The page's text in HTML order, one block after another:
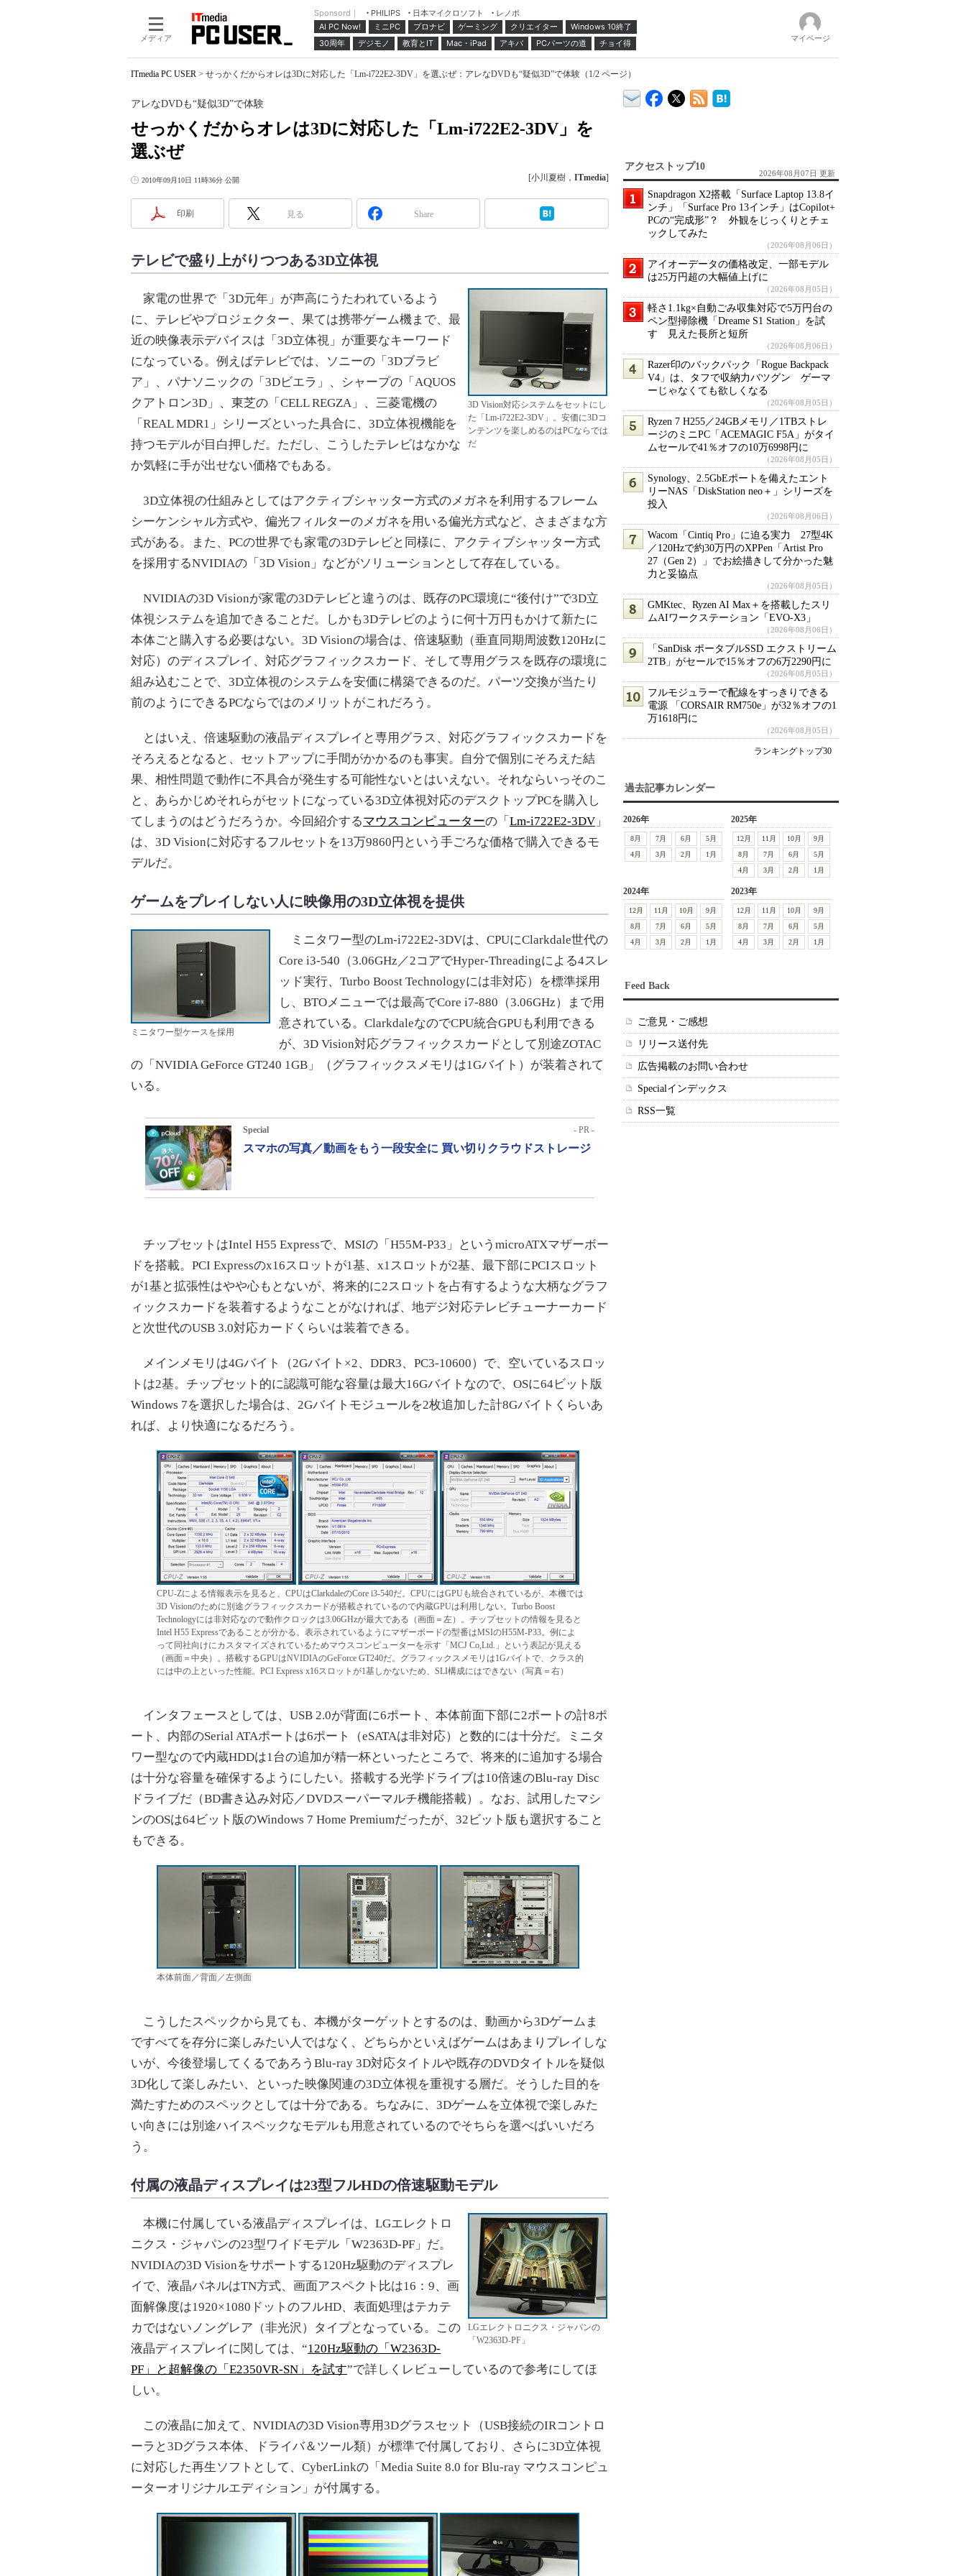
メディア
Sponsord｜ PHILIPS 日本マイクロソフト
レノボ
AI PC Now!
ミニPC プロナビ ゲーミング クリエイター
Windows 10終了
30周年
デジモノ 教育とIT Mac・iPad アキバ PCパーツの道 チョイ得 マイページ
ITmedia PC USER > せっかくだからオレは3Dに対応した「Lm-i722E2-3DV」を選ぶぜ：アレなDVDも“疑似3D”で体験（1/2 ページ）
せっかくだからオレは3Dに対応した「Lm-i722E2-3DV」を
選ぶぜ
アレなDVDも“疑似3D”で体験
2010年09月10日 11時36分 公開 [小川夏樹， ITmedia]
印刷 見る Share
テレビで盛り上がりつつある3D立体視
3D Vision対応システムをセットにし
た「Lm-i722E2-3DV」。安価に3Dコ
ンテンツを楽しめるのはPCならでは
だ
家電の世界で「3D元年」が声高にうたわれているよう
に、テレビやプロジェクター、果ては携帯ゲーム機まで、最
近の映像表示デバイスは「3D立体視」が重要なキーワード
になっている。例えばテレビでは、ソニーの「3Dブラビ
ア」、パナソニックの「3Dビエラ」、シャープの「AQUOS
クアトロン3D」、東芝の「CELL REGZA」、三菱電機の
「REAL MDR1」シリーズといった具合に、3D立体視機能を
持つモデルが目白押しだ。ただし、こうしたテレビはなかな
か気軽に手が出せない価格でもある。
3D立体視の仕組みとしてはアクティブシャッター方式のメガネを利用するフレーム
シーケンシャル方式や、偏光フィルターのメガネを用いる偏光方式など、さまざまな方
式がある。また、PCの世界でも家電の3Dテレビと同様に、アクティブシャッター方式
を採用するNVIDIAの「3D Vision」などがソリューションとして存在している。
NVIDIAの3D Visionが家電の3Dテレビと違うのは、既存のPC環境に“後付け”で3D立
体視システムを追加できることだ。しかも3Dテレビのように何十万円もかけて新たに
本体ごと購入する必要はない。3D Visionの場合は、倍速駆動（垂直同期周波数120Hzに
対応）のディスプレイ、対応グラフィックスカード、そして専用グラスを既存の環境に
組み込むことで、3D立体視のシステムを安価に構築できるのだ。パーツ交換が当たり
前のようにできるPCならではのメリットがこれだろう。
とはいえ、倍速駆動の液晶ディスプレイと専用グラス、対応グラフィックスカードを
そろえるとなると、セットアップに手間がかかるのも事実。自分で個別にそろえた結
果、相性問題で動作に不具合が発生する可能性ないとはいえない。それならいっそのこ
と、あらかじめそれらがセットになっている3D立体視対応のデスクトップPCを購入し
てしまうのはどうだろうか。今回紹介するマウスコンピューターの「 Lm-i722E2-3DV 」
は、3D Visionに対応するフルセットを13万9860円という手ごろな価格で購入できるモ
デルだ。
ゲームをプレイしない人に映像用の3D立体視を提供
ミニタワー型ケースを採用
ミニタワー型のLm-i722E2-3DVは、CPUにClarkdale世代の
Core i3-540（3.06GHz／2コアでHyper-Threadingによる4スレ
ッド実行、Turbo Boost Technologyには非対応）を標準採用
し、BTOメニューでは最高でCore i7-880（3.06GHz）まで用
意されている。ClarkdaleなのでCPU統合GPUも利用できる
が、3D Vision対応グラフィックスカードとして別途ZOTAC
の「NVIDIA GeForce GT240 1GB」（グラフィックスメモリは1Gバイト）が装着されて
いる。
Special - PR -
スマホの写真／動画をもう一段安全に 買い切りクラウドストレージ
チップセットはIntel H55 Expressで、MSIの「H55M-P33」というmicroATXマザーボー
ドを搭載。PCI Expressのx16スロットが1基、x1スロットが2基、最下部にPCIスロット
が1基と拡張性はやや心もとないが、将来的に2スロットを占有するような大柄なグラフ
ィックスカードを装着するようなことがなければ、地デジ対応テレビチューナーカード
と次世代のUSB 3.0対応カードくらいは装着できる。
メインメモリは4Gバイト（2Gバイト×2、DDR3、PC3-10600）で、空いているスロッ
トは2基。チップセット的に認識可能な容量は最大16Gバイトなので、OSに64ビット版
Windows 7を選択した場合は、2Gバイトモジュールを2枚追加した計8Gバイトくらいあ
れば、より快適になるだろう。
CPU-Zによる情報表示を見ると、CPUはClarkdaleのCore i3-540だ。CPUにはGPUも統合されているが、本機では
3D Visionのために別途グラフィックスカードが搭載されているので内蔵GPUは利用しない。Turbo Boost
Technologyには非対応なので動作クロックは3.06GHzが最大である（画面＝左）。チップセットの情報を見ると
Intel H55 Expressであることが分かる。表示されているようにマザーボードの型番はMSIのH55M-P33。例によ
って同社向けにカスタマイズされているためマウスコンピューターを示す「MCJ Co,Ltd.」という表記が見える
（画面＝中央）。搭載するGPUはNVIDIAのGeForce GT240だ。グラフィックスメモリは1Gバイトで、クラス的
には中の上といった性能。PCI Express x16スロットが1基しかないため、SLI構成にはできない（写真＝右）
インタフェースとしては、USB 2.0が背面に6ポート、本体前面下部に2ポートの計8ポ
ート、内部のSerial ATAポートは6ポート（eSATAは非対応）と数的には十分だ。ミニタ
ワー型なので内蔵HDDは1台の追加が精一杯といったところで、将来的に追加する場合
は十分な容量を確保するようにしたい。搭載する光学ドライブは10倍速のBlu-ray Disc
ドライブだ（BD書き込み対応／DVDスーパーマルチ機能搭載）。なお、試用したマシ
ンのOSは64ビット版のWindows 7 Home Premiumだったが、32ビット版も選択すること
もできる。
本体前面／背面／左側面
こうしたスペックから見ても、本機がターゲットとするのは、動画から3Dゲームま
ですべてを存分に楽しみたい人ではなく、どちらかといえばゲームはあまりプレイしな
いが、今後登場してくるであろうBlu-ray 3D対応タイトルや既存のDVDタイトルを疑似
3D化して楽しみたい、といった映像関連の3D立体視を重視する層だ。そうした目的を
満たすためのスペックとしては十分である。ちなみに、3Dゲームを立体視で楽しみた
い向きには別途ハイスペックなモデルも用意されているのでそちらを選べばいいだろ
う。
付属の液晶ディスプレイは23型フルHDの倍速駆動モデル
LGエレクトロニクス・ジャパンの
「W2363D-PF」
本機に付属している液晶ディスプレイは、LGエレクトロ
ニクス・ジャパンの23型ワイドモデル「W2363D-PF」だ。
NVIDIAの3D Visionをサポートする120Hz駆動のディスプレ
イで、液晶パネルはTN方式、画面アスペクト比は16：9、画
面解像度は1920×1080ドットのフルHD、表面処理はテカテ
カではないノングレア（非光沢）タイプとなっている。この
液晶ディスプレイに関しては、“120Hz駆動の「W2363D-
PF」と超解像の「E2350VR-SN」を試す”で詳しくレビューしているので参考にしてほ
しい。
この液晶に加えて、NVIDIAの3D Vision専用3Dグラスセット（USB接続のIRコントロ
ーラと3Dグラス本体、ドライバ＆ツール類）が標準で付属しており、さらに3D立体視
に対応した再生ソフトとして、CyberLinkの「Media Suite 8.0 for Blu-ray マウスコンピュ
ーターオリジナルエディション」が付属する。
アクセストップ10
2026年08月07日 更新
Snapdragon X2搭載「Surface Laptop 13.8イ
ンチ」「Surface Pro 13インチ」はCopilot+
PCの“完成形”？ 外観をじっくりとチェ
ックしてみた
（2026年08月06日）
アイオーデータの価格改定、一部モデル
は25万円超の大幅値上げに
（2026年08月05日）
軽さ1.1kg×自動ごみ収集対応で5万円台の
ペン型掃除機「Dreame S1 Station」を試
す 見えた長所と短所
（2026年08月06日）
Razer印のバックパック「Rogue Backpack
V4」は、タフで収納力バツグン ゲーマ
ーじゃなくても欲しくなる
（2026年08月05日）
Ryzen 7 H255／24GBメモリ／1TBストレ
ージのミニPC「ACEMAGIC F5A」がタイ
ムセールで41％オフの10万6998円に
（2026年08月05日）
Synology、2.5GbEポートを備えたエント
リーNAS「DiskStation neo＋」シリーズを
投入
（2026年08月06日）
Wacom「Cintiq Pro」に迫る実力 27型4K
／120Hzで約30万円のXPPen「Artist Pro
27（Gen 2）」でお絵描きして分かった魅
力と妥協点
（2026年08月05日）
GMKtec、Ryzen AI Max＋を搭載したスリ
ムAIワークステーション「EVO-X3」
（2026年08月06日）
「SanDisk ポータブルSSD エクストリーム
2TB」がセールで15％オフの6万2290円に
（2026年08月05日）
フルモジュラーで配線をすっきりできる
電源 「CORSAIR RM750e」が32％オフの1
万1618円に
（2026年08月05日）
ランキングトップ30
過去記事カレンダー
2026年
8月 7月 6月
5月
4月
3月 2月 1月
2025年
12月 11月 10月
9月
8月
7月 6月
5月
4月
3月 2月 1月
2024年
12月 11月 10月
9月
8月
7月 6月
5月
4月
3月 2月 1月
2023年
12月 11月 10月
9月
8月
7月 6月
5月
4月
3月 2月 1月
Feed Back
ご意見・ご感想
リリース送付先
広告掲載のお問い合わせ
Specialインデックス
RSS一覧